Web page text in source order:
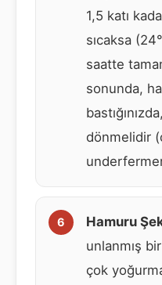
1,5 katı
sıcaksa
saatte
sonunda,
dönmelidir
Hamuru
unlanmış
çok